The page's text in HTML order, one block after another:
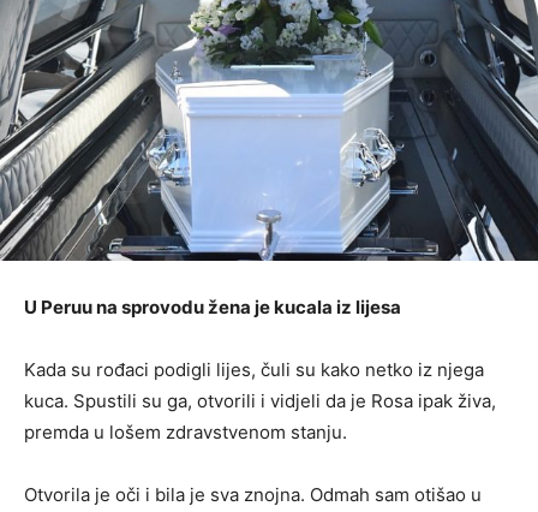
U Peruu na sprovodu žena je kucala iz lijesa
Kada su rođaci podigli lijes, čuli su kako netko iz njega
kuca. Spustili su ga, otvorili i vidjeli da je Rosa ipak živa,
premda u lošem zdravstvenom stanju.
Otvorila je oči i bila je sva znojna. Odmah sam otišao u